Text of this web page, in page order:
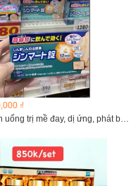
₫
Viên uống trị mề đay, dị ứng, phát ban ngứa